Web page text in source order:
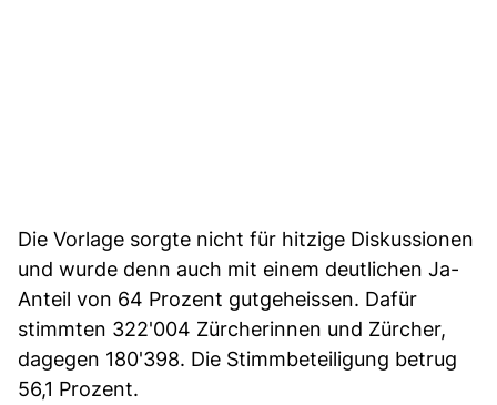
Die Vorlage sorgte nicht für hitzige Diskussionen
und wurde denn auch mit einem deutlichen Ja-
Anteil von 64 Prozent gutgeheissen. Dafür
stimmten 322'004 Zürcherinnen und Zürcher,
dagegen 180'398. Die Stimmbeteiligung betrug
56,1 Prozent.